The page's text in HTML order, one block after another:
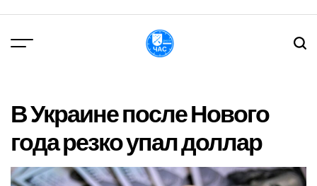
вмісту
В Украине после Нового
года резко упал доллар